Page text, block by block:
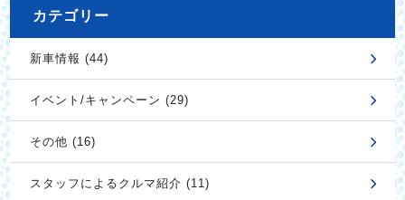
カテゴリー
新車情報 (44)
イベント/キャンペーン (29)
その他 (16)
スタッフによるクルマ紹介 (11)